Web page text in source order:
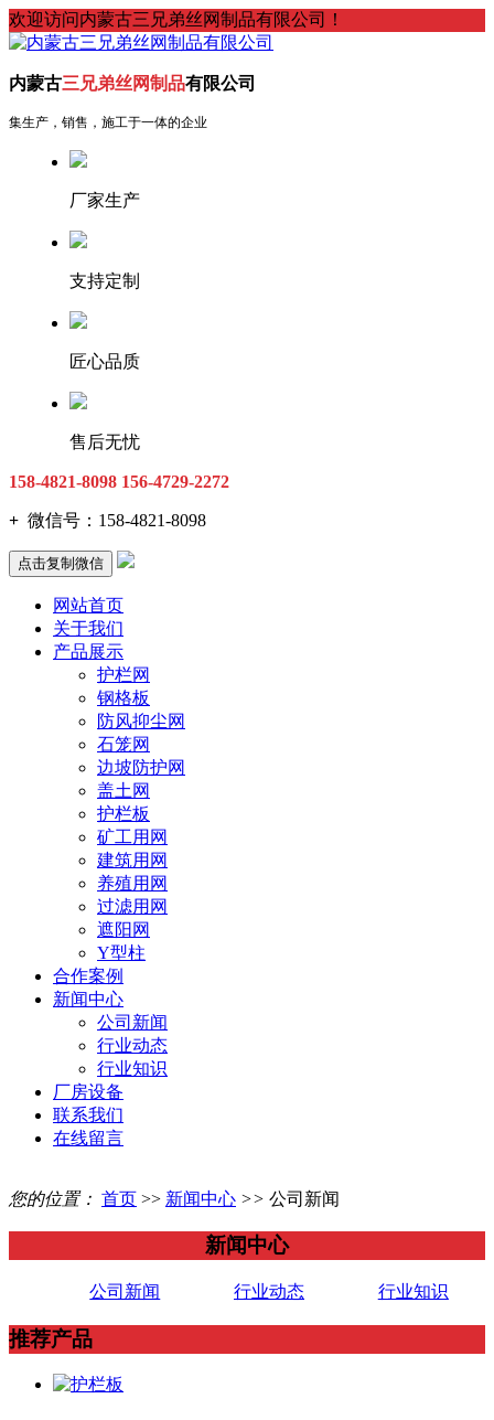
欢迎访问内蒙古三兄弟丝网制品有限公司！
内蒙古三兄弟丝网制品有限公司
集生产，销售，施工于一体的企业
厂家生产
支持定制
匠心品质
售后无忧
158-4821-8098 156-4729-2272
+ 微信号： 158-4821-8098
点击复制微信
网站首页
关于我们
产品展示
护栏网
钢格板
防风抑尘网
石笼网
边坡防护网
盖土网
护栏板
矿工用网
建筑用网
养殖用网
过滤用网
遮阳网
Y型柱
合作案例
新闻中心
公司新闻
行业动态
行业知识
厂房设备
联系我们
在线留言
您的位置： 首页 >> 新闻中心 >> 公司新闻
新闻中心
公司新闻 行业动态 行业知识
推荐产品